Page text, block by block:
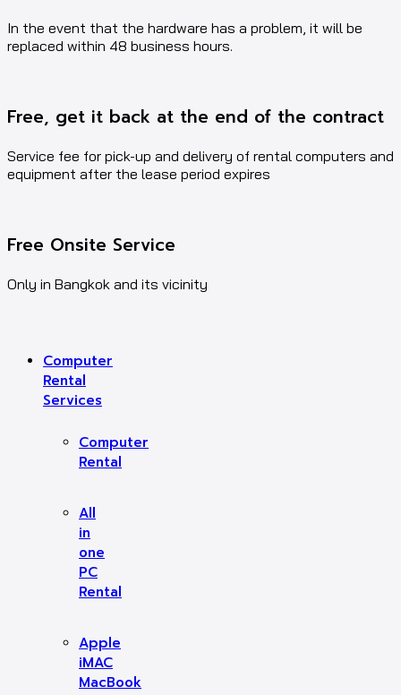
In the event that the hardware has a problem, it will be
replaced within 48 business hours.
Free, get it back at the end of the contract
Service fee for pick-up and delivery of rental computers and
equipment after the lease period expires
Free Onsite Service
Only in Bangkok and its vicinity
Computer
Rental
Services
Computer
Rental
All
in
one
PC
Rental
Apple
iMAC
MacBook